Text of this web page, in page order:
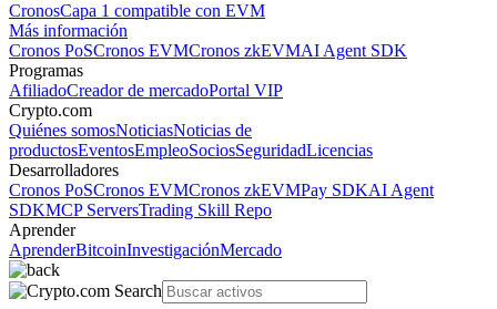
CronosCapa 1 compatible con EVM
Más información
Cronos PoSCronos EVMCronos zkEVMAI Agent SDK
Programas
AfiliadoCreador de mercadoPortal VIP
Crypto.com
Quiénes somosNoticiasNoticias de
productosEventosEmpleoSociosSeguridadLicencias
Desarrolladores
Cronos PoSCronos EVMCronos zkEVMPay SDKAI Agent
SDKMCP ServersTrading Skill Repo
Aprender
AprenderBitcoinInvestigaciónMercado